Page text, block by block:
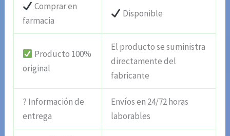
Comprar en
farmacia
Disponible
Producto 100%
original
El producto se suministra
directamente del
fabricante
? Información de
entrega
Envíos en 24/72 horas
laborables